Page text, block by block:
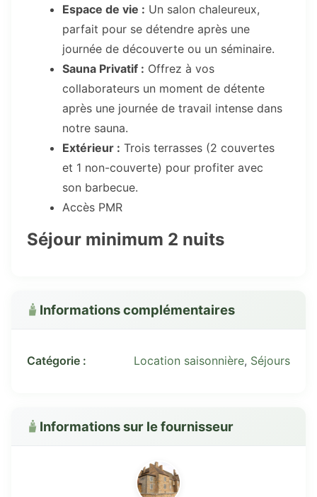
Espace de vie : Un salon chaleureux,
parfait pour se détendre après une
journée de découverte ou un séminaire.
Sauna Privatif : Offrez à vos
collaborateurs un moment de détente
après une journée de travail intense dans
notre sauna.
Extérieur : Trois terrasses (2 couvertes
et 1 non-couverte) pour profiter avec
son barbecue.
Accès PMR
Séjour minimum 2 nuits
Informations complémentaires
Catégorie : Location saisonnière, Séjours
Informations sur le fournisseur